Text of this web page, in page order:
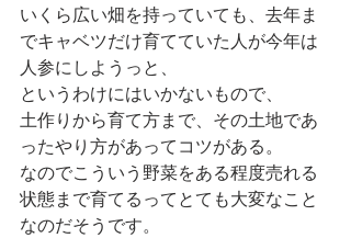
いくら広い畑を持っていても、去年ま
でキャベツだけ育てていた人が今年は
人参にしようっと、
というわけにはいかないもので、
土作りから育て方まで、その土地であ
ったやり方があってコツがある。
なのでこういう野菜をある程度売れる
状態まで育てるってとても大変なこと
なのだそうです。